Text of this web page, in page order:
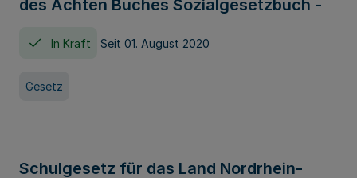
des Achten Buches Sozialgesetzbuch -
In Kraft Seit 01. August 2020
Gesetz
Schulgesetz für das Land Nordrhein-